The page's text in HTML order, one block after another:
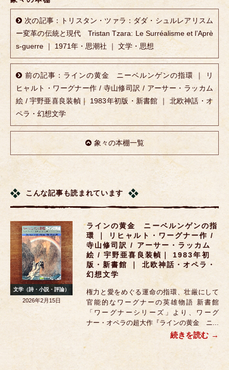
次の記事：トリスタン・ツァラ：ダダ・シュルレアリスム
ー変革の伝統と現代 Tristan Tzara: Le Surréalisme et l’Aprè
s-guerre ｜ 1971年・思潮社 ｜ 文学・思想
前の記事：ラインの黄金 ニーベルンゲンの指環 ｜ リ
ヒャルト・ワーグナー作 / 寺山修司訳 / アーサー・ラッカム
絵 / 宇野亜喜良装幀｜ 1983年初版・新書館 ｜ 北欧神話・オ
ペラ・幻想文学
象々の本棚一覧
こんな記事も読まれています
ラインの黄金 ニーベルンゲンの指
環 ｜ リヒャルト・ワーグナー作 /
寺山修司訳 / アーサー・ラッカム
絵 / 宇野亜喜良装幀｜ 1983年初
版・新書館 ｜ 北欧神話・オペラ・
幻想文学
権力と愛をめぐる運命の指環、壮厳にして
官能的なワーグナーの英雄物語 新書館
「ワーグナーシリーズ」より、ワーグ
ナー・オペラの超大作『ラインの黄金 ニ...
続きを読む
文学（詩・小説・評論）
2026年2月15日